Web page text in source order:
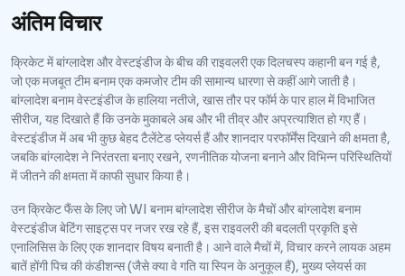
अंतिम विचार
क्रिकेट में बांग्लादेश और वेस्टइंडीज के बीच की राइवलरी एक दिलचस्प कहानी बन गई है,
जो एक मजबूत टीम बनाम एक कमजोर टीम की सामान्य धारणा से कहीं आगे जाती है।
बांग्लादेश बनाम वेस्टइंडीज के हालिया नतीजे, खास तौर पर फॉर्म के पार हाल में विभाजित
सीरीज, यह दिखाते हैं कि उनके मुकाबले अब और भी तीव्र और अप्रत्याशित हो गए हैं।
वेस्टइंडीज में अब भी कुछ बेहद टैलेंटेड प्लेयर्स हैं और शानदार परफॉर्मेंस दिखाने की क्षमता है,
जबकि बांग्लादेश ने निरंतरता बनाए रखने, रणनीतिक योजना बनाने और विभिन्न परिस्थितियों
में जीतने की क्षमता में काफी सुधार किया है।
उन क्रिकेट फैंस के लिए जो WI बनाम बांग्लादेश सीरीज के मैचों और बांग्लादेश बनाम
वेस्टइंडीज बेटिंग साइट्स पर नजर रख रहे हैं, इस राइवलरी की बदलती प्रकृति इसे
एनालिसिस के लिए एक शानदार विषय बनाती है। आने वाले मैचों में, विचार करने लायक अहम
बातें होंगी पिच की कंडीशन्स (जैसे क्या वे गति या स्पिन के अनुकूल हैं), मुख्य प्लेयर्स का